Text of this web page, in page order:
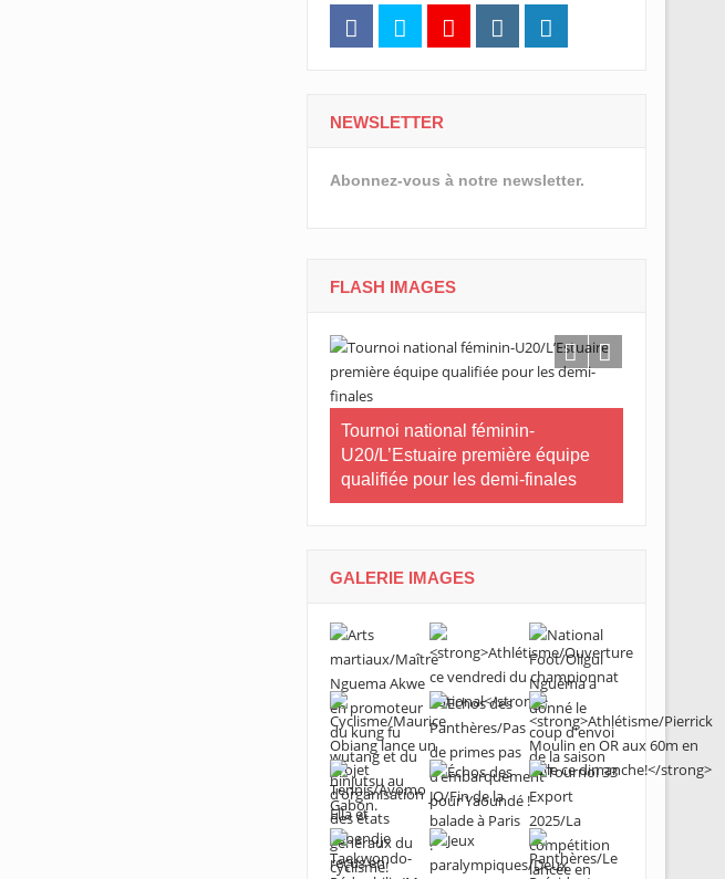
NEWSLETTER
Abonnez-vous à notre newsletter.
FLASH IMAGES
Tournoi national féminin-
U20/L’Estuaire première équipe
qualifiée pour les demi-finales
GALERIE IMAGES